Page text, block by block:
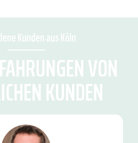
Kunden aus Köln
VON
KUNDEN